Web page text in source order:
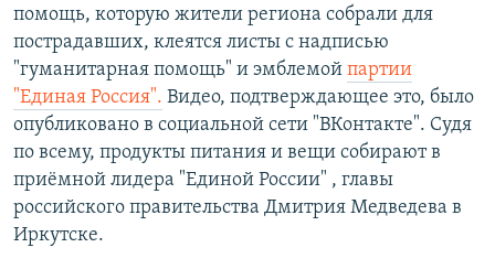
помощь, которую жители региона собрали для
пострадавших, клеятся листы с надписью
"гуманитарная помощь" и эмблемой партии
"Единая Россия". Видео, подтверждающее это, было
опубликовано в социальной сети "ВКонтакте". Судя
по всему, продукты питания и вещи собирают в
приёмной лидера "Единой России" , главы
российского правительства Дмитрия Медведева в
Иркутске.